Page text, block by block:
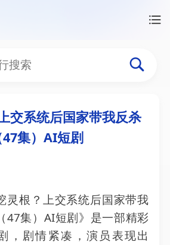
？上交系统后国
交系统后国家带我反杀
47集）AI短剧
灵根？上交系统后国家带我
47集）AI短剧》是一部精彩
，剧情紧凑，演员表现出